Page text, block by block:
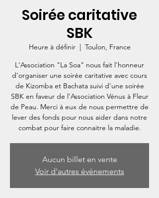
Soirée caritative
SBK
Heure à définir
  |
Toulon, France
L'Association "La Soa" nous fait l'honneur
d'organiser une soirée caritative avec cours
de Kizomba et Bachata suivi d'une soirée
SBK en faveur de l'Association Vénus à Fleur
de Peau. Merci à eux de nous permettre de
lever des fonds pour nous aider dans notre
combat pour faire connaitre la maladie.
Aucun billet en vente
Voir d'autres événements